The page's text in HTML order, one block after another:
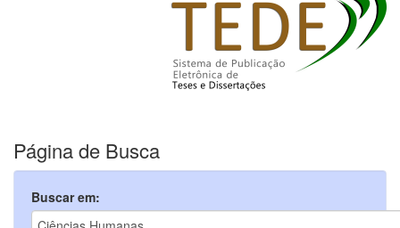
Página de Busca
Buscar em: